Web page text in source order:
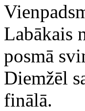
Labākais
posmā
Diemžēl
finālā.